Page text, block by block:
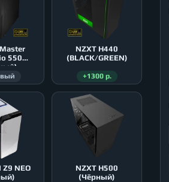
550
NZXT H440
(BLACK/GREEN)
+1300 р.
Z9 NEO
NZXT H500
(Чёрный)